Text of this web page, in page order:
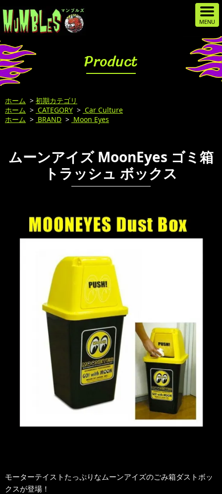
Product
ホーム > 初期カテゴリ
ホーム > CATEGORY > Car Culture
ホーム > BRAND > Moon Eyes
ムーンアイズ MoonEyes ゴミ箱
トラッシュ ボックス
モーターテイストたっぷりなムーンアイズのごみ箱ダストボッ
クスが登場！